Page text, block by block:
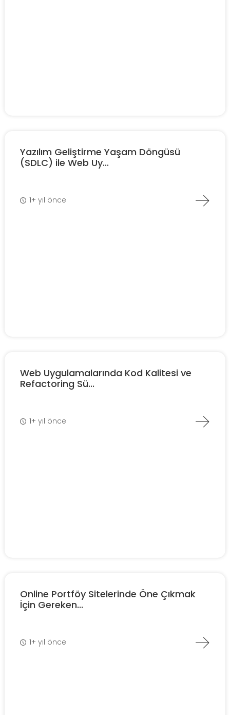
Yazılım Geliştirme Yaşam Döngüsü
(SDLC) ile Web Uy...
1+ yıl önce
Web Uygulamalarında Kod Kalitesi ve
Refactoring Sü...
1+ yıl önce
Online Portföy Sitelerinde Öne Çıkmak
İçin Gereken...
1+ yıl önce